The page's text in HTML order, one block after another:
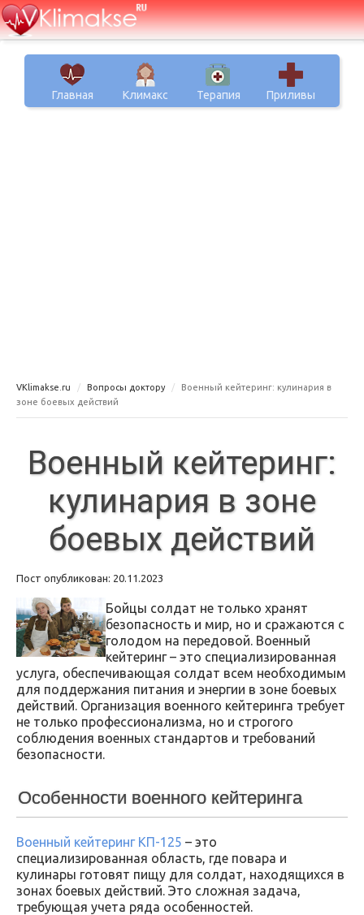
Главная Климакс Терапия Приливы
VKlimakse.ru Вопросы доктору
Военный кейтеринг: кулинария в
зоне боевых действий
Военный кейтеринг:
кулинария в зоне
боевых действий
Пост опубликован: 20.11.2023
Бойцы солдат не только хранят
безопасность и мир, но и сражаются с
голодом на передовой. Военный
кейтеринг – это специализированная
услуга, обеспечивающая солдат всем необходимым
для поддержания питания и энергии в зоне боевых
действий. Организация военного кейтеринга требует
не только профессионализма, но и строгого
соблюдения военных стандартов и требований
безопасности.
Особенности военного кейтеринга
Военный кейтеринг КП-125 – это
специализированная область, где повара и
кулинары готовят пищу для солдат, находящихся в
зонах боевых действий. Это сложная задача,
требующая учета ряда особенностей.